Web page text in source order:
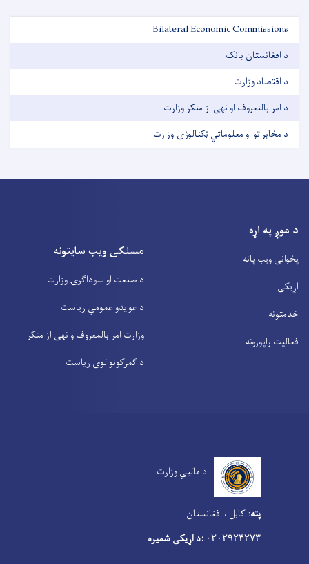
Bilateral Economic Commissions
د افغانستان بانک
د اقتصاد وزارت
د امر بالنعروف او نهی از منکر وزارت
د مخابراتو او معلوماتي ټکنالوژۍ وزارت
د موږ په اړه
پخوانی ویب پانه
اړیکی
خدمتونه
فعالیت راپورونه
مسلکی ویب سایتونه
د صنعت او سوداگرۍ وزارت
د عوایدو عمومي ریاست
وزارت امر بالمعروف و نهی از منکر
د گمرکونو لوی ریاست
د مالیي وزارت
پته: کابل ، افغانستان
۰۲۰۲۹۲۴۲۷۳ :د اړیکی شمیره